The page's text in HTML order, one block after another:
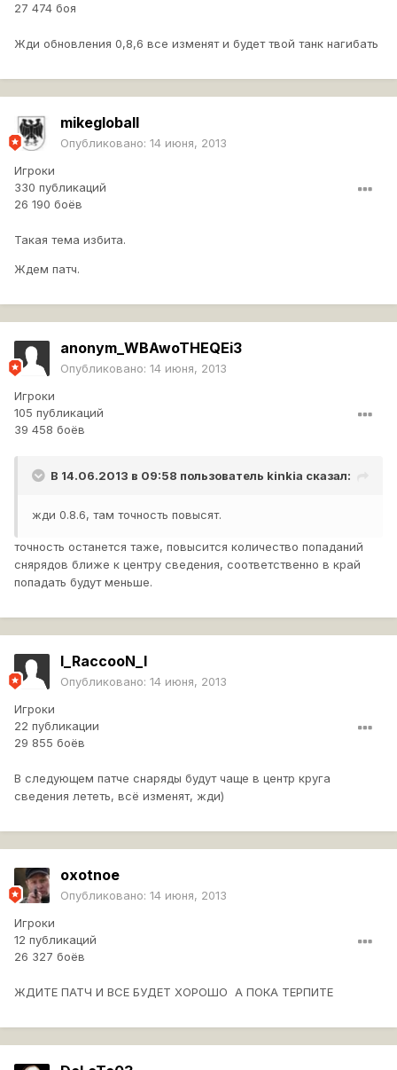
27 474 боя
Жди обновления 0,8,6 все изменят и будет твой танк нагибать
mikegloball
Опубликовано: 14 июня, 2013
Игроки
330 публикаций
26 190 боёв
Такая тема избита.
Ждем патч.
anonym_WBAwoTHEQEi3
Опубликовано: 14 июня, 2013
Игроки
105 публикаций
39 458 боёв
В 14.06.2013 в 09:58 пользователь kinkia сказал:
жди 0.8.6, там точность повысят.
точность останется таже, повысится количество попаданий
снярядов ближе к центру сведения, соответственно в край
попадать будут меньше.
l_RaccooN_l
Опубликовано: 14 июня, 2013
Игроки
22 публикации
29 855 боёв
В следующем патче снаряды будут чаще в центр круга
сведения лететь, всё изменят, жди)
oxotnoe
Опубликовано: 14 июня, 2013
Игроки
12 публикаций
26 327 боёв
ЖДИТЕ ПАТЧ И ВСЕ БУДЕТ ХОРОШО А ПОКА ТЕРПИТЕ